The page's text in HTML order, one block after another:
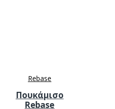
Rebase
Πουκάμισο
Rebase